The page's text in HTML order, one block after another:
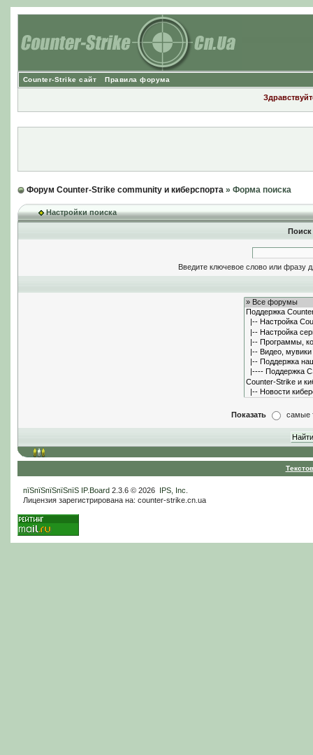
Counter-Strike сайт Правила форума
Форум Counter-Strike community и киберспорта» Форма поиска
Настройки поиска
Введите ключевое слово или фразу
Показать самые
пїЅпїЅпїЅпїЅпїЅ IP.Board2.3.6 © 2026 IPS, Inc
Лицензия зарегистрирована на: counter-strike.cn.ua